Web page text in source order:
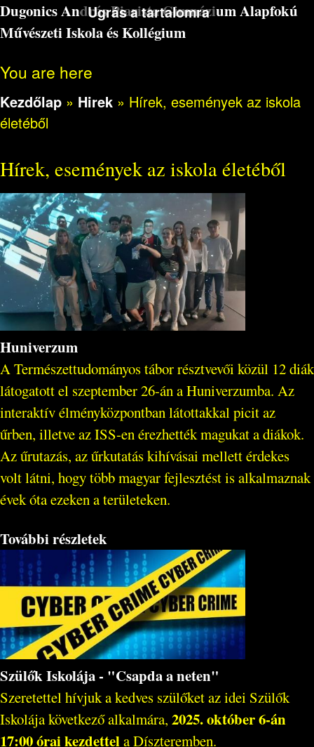
Ugrás a tartalomra
Dugonics András Piarista Gimnázium Alapfokú
Művészeti Iskola és Kollégium
You are here
Kezdőlap » Hirek » Hírek, események az iskola
életéből
Hírek, események az iskola életéből
Huniverzum
A Természettudományos tábor résztvevői közül 12 diák
látogatott el szeptember 26-án a Huniverzumba. Az
interaktív élményközpontban látottakkal picit az
űrben, illetve az ISS-en érezhették magukat a diákok.
Az űrutazás, az űrkutatás kihívásai mellett érdekes
volt látni, hogy több magyar fejlesztést is alkalmaznak
évek óta ezeken a területeken.
További részletek
Szülők Iskolája - "Csapda a neten"
Szeretettel hívjuk a kedves szülőket az idei Szülők
Iskolája következő alkalmára, 2025. október 6-án
17:00 órai kezdettela Díszteremben.